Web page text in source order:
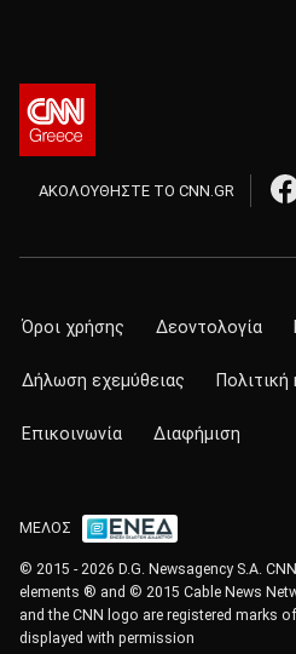
ΑΚΟΛΟΥΘΗΣΤΕ ΤΟ CNN.GR
Όροι χρήσης Δεοντολογία
Δήλωση εχεμύθειας
Επικοινωνία Διαφήμιση
ΜΕΛΟΣ
© 2015 - 2026 D.G. Newsagency S.A.
elements ® and © 2015 Cable News
and the CNN logo are registered marks
displayed with permission